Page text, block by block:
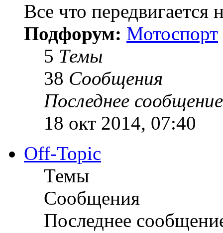
Все что передвигается
Подфорум: Мотоспорт
5 Темы
38 Сообщения
Последнее сообщение
18 окт 2014, 07:40
Off-Topic
Темы
Сообщения
Последнее